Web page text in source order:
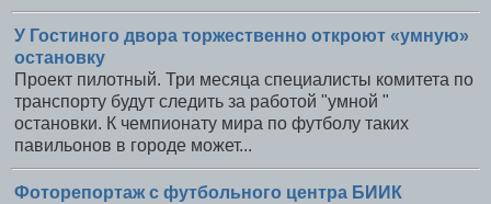
У Гостиного двора торжественно откроют «умную»
остановку
Проект пилотный. Три месяца специалисты комитета по
транспорту будут следить за работой "умной "
остановки. К чемпионату мира по футболу таких
павильонов в городе может...
Фоторепортаж с футбольного центра БИИК